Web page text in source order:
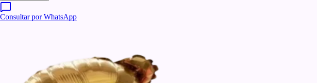
Consultar por WhatsApp